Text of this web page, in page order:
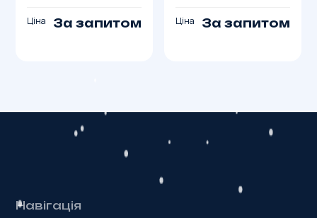
Ціна За запитом Ціна За запитом
Навігація